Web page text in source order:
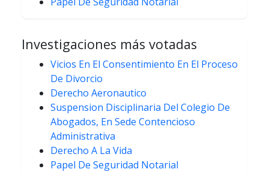
Investigaciones más votadas
Vicios En El Consentimiento En El Proceso
De Divorcio
Derecho Aeronautico
Suspension Disciplinaria Del Colegio De
Abogados, En Sede Contencioso
Administrativa
Derecho A La Vida
Papel De Seguridad Notarial